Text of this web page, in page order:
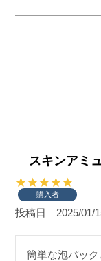
スキンアミ
購入者
投稿日 2025/01/
簡単な泡パッ